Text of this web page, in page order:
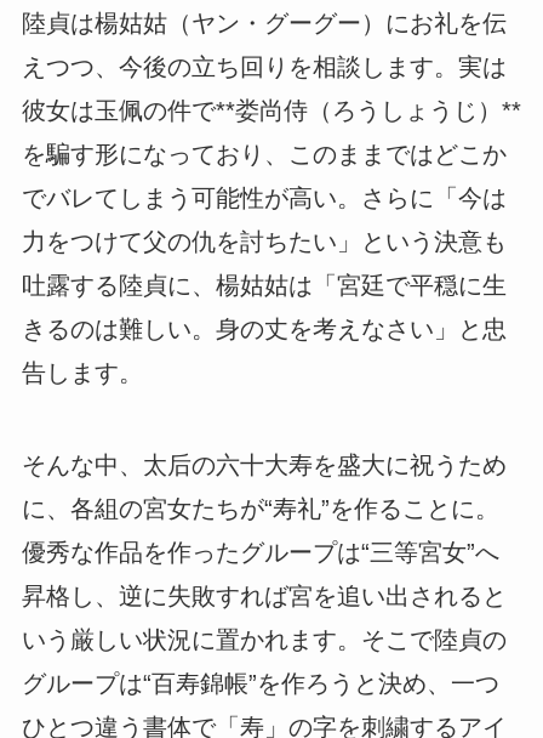
陸貞は楊姑姑（ヤン・グーグー）にお礼を伝
えつつ、今後の立ち回りを相談します。実は
彼女は玉佩の件で**娄尚侍（ろうしょうじ）**
を騙す形になっており、このままではどこか
でバレてしまう可能性が高い。さらに「今は
力をつけて父の仇を討ちたい」という決意も
吐露する陸貞に、楊姑姑は「宮廷で平穏に生
きるのは難しい。身の丈を考えなさい」と忠
告します。
そんな中、太后の六十大寿を盛大に祝うため
に、各組の宮女たちが“寿礼”を作ることに。
優秀な作品を作ったグループは“三等宮女”へ
昇格し、逆に失敗すれば宮を追い出されると
いう厳しい状況に置かれます。そこで陸貞の
グループは“百寿錦帳”を作ろうと決め、一つ
ひとつ違う書体で「寿」の字を刺繍するアイ